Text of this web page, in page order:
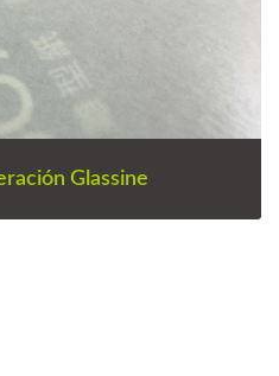
Glassine